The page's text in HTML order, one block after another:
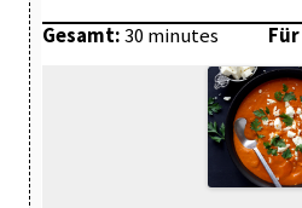
Gesamt:30 minutes Für